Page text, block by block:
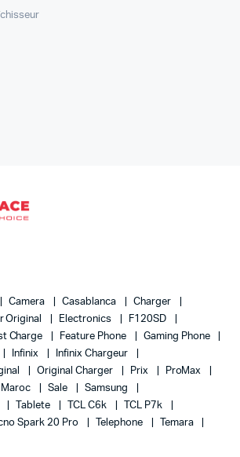
Camera Casablanca
Charger
Original Electronics
F120SD
Charge Feature Phone
Gaming Phone
Infinix
Infinix Chargeur
Original Charger Prix
ProMax
Maroc Sale
Samsung
Tablete TCL C6k
TCL P7k
Spark 20 Pro Telephone
Temara